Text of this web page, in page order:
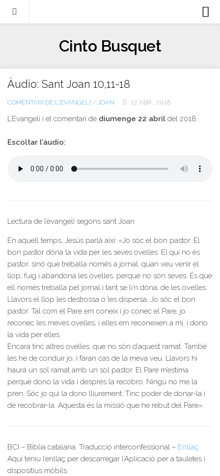
Llibres
Escrits-articles
Notícies
Castellano
Italiano
Cinto Busquet
Àudio: Sant Joan 10,11-18
COMENTARI DE L'EVANGELI / JOAN 22 ABR., 2018
L’Evangeli i el comentari de diumenge 22 abril del 2018.
Escoltar l’àudio:
Lectura de l’evangeli segons sant Joan
En aquell temps, Jesús parlà així: «Jo sóc el bon pastor. El
bon pastor dóna la vida per les seves ovelles. El qui no és
pastor, sinó que treballa només a jornal, quan veu venir el
llop, fuig i abandona les ovelles, perquè no són seves. És que
ell només treballa pel jornal i tant se li’n dóna, de les ovelles.
Llavors el llop les destrossa o les dispersa. Jo sóc el bon
pastor. Tal com el Pare em coneix i jo conec el Pare, jo
reconec les meves ovelles, i elles em reconeixen a mi, i dono
la vida per elles.
Encara tinc altres ovelles, que no són d’aquest ramat. També
les he de conduir jo, i faran cas de la meva veu. Llavors hi
haurà un sol ramat amb un sol pastor. El Pare m’estima
perquè dono la vida i després la recobro. Ningú no me la
pren. Sóc jo qui la dono lliurement. Tinc poder de donar-la i
de recobrar-la. Aquesta és la missió que he rebut del Pare».
BCI – Bíblia catalana. Traducció interconfessional – Enllaç
Aquí teniu l’enllaç per descarregar l’Aplicació per a tauletes i
dispositius mòbils: